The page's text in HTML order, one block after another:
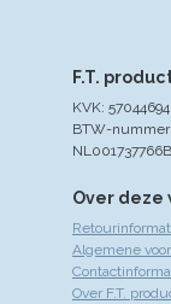
Over deze
Algemene
Over F.T.
F.T.
KVK: 57044694
BTW-nummer: